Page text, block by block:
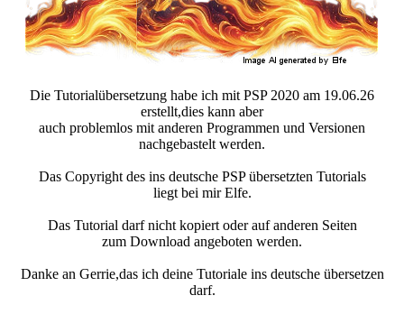
Die Tutorialübersetzung habe ich mit PSP 2020 am 19.06.26
erstellt,dies kann aber
auch problemlos mit anderen Programmen und Versionen
nachgebastelt werden.
Das Copyright des ins deutsche PSP übersetzten Tutorials
liegt bei mir Elfe.
Das Tutorial darf nicht kopiert oder auf anderen Seiten
zum Download angeboten werden.
Danke an Gerrie,das ich deine Tutoriale ins deutsche übersetzen
darf.